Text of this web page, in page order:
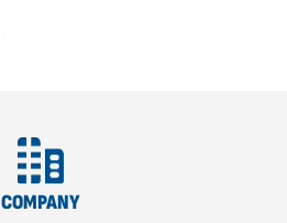
COMPANY